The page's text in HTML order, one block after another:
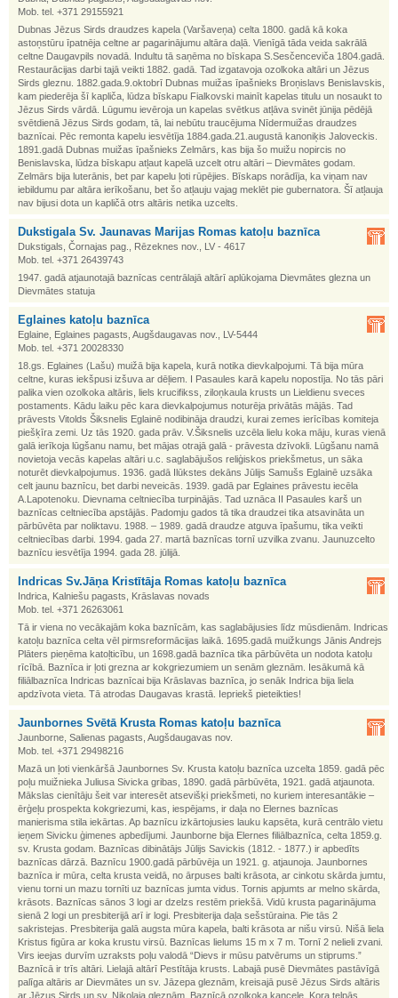
Mob. tel. +371 29155921
Dubnas Jēzus Sirds draudzes kapela (Varšaveņa) celta 1800. gadā kā koka
astoņstūru īpatnēja celtne ar pagarinājumu altāra daļā. Vienīgā tāda veida sakrālā
celtne Daugavpils novadā. Indultu tā saņēma no bīskapa S.Sesčenceviča 1804.gadā.
Restaurācijas darbi tajā veikti 1882. gadā. Tad izgatavoja ozolkoka altāri un Jēzus
Sirds gleznu. 1882.gada.9.oktobrī Dubnas muižas īpašnieks Broņislavs Benislavskis,
kam piederēja šī kapliča, lūdza bīskapu Fialkovski mainīt kapelas titulu un nosaukt to
Jēzus Sirds vārdā. Lūgumu ievēroja un kapelas svētkus atļāva svinēt jūnija pēdējā
svētdienā Jēzus Sirds godam, tā, lai nebūtu traucējuma Nīdermuižas draudzes
baznīcai. Pēc remonta kapelu iesvētīja 1884.gada.21.augustā kanoniķis Jaloveckis.
1891.gadā Dubnas muižas īpašnieks Zelmārs, kas bija šo muižu nopircis no
Benislavska, lūdza bīskapu atļaut kapelā uzcelt otru altāri – Dievmātes godam.
Zelmārs bija luterānis, bet par kapelu ļoti rūpējies. Bīskaps norādīja, ka viņam nav
iebildumu par altāra ierīkošanu, bet šo atļauju vajag meklēt pie gubernatora. Šī atļauja
nav bijusi dota un kapličā otrs altāris netika uzcelts.
Dukstigala Sv. Jaunavas Marijas Romas katoļu baznīca
Dukstigals, Čornajas pag., Rēzeknes nov., LV - 4617
Mob. tel. +371 26439743
1947. gadā atjaunotajā baznīcas centrālajā altārī aplūkojama Dievmātes glezna un
Dievmātes statuja
Eglaines katoļu baznīca
Eglaine, Eglaines pagasts, Augšdaugavas nov., LV-5444
Mob. tel. +371 20028330
18.gs. Eglaines (Lašu) muižā bija kapela, kurā notika dievkalpojumi. Tā bija mūra
celtne, kuras iekšpusi izšuva ar dēļiem. I Pasaules karā kapelu nopostīja. No tās pāri
palika vien ozolkoka altāris, liels krucifikss, ziloņkaula krusts un Lieldienu sveces
postaments. Kādu laiku pēc kara dievkalpojumus noturēja privātās mājās. Tad
prāvests Vitolds Šiksnelis Eglainē nodibināja draudzi, kurai zemes ierīcības komiteja
piešķīra zemi. Uz tās 1920. gada prāv. V.Šiksnelis uzcēla lielu koka māju, kuras vienā
galā ierīkoja lūgšanu namu, bet mājas otrajā galā - prāvesta dzīvokli. Lūgšanu namā
novietoja vecās kapelas altāri u.c. saglabājušos reliģiskos priekšmetus, un sāka
noturēt dievkalpojumus. 1936. gadā Ilūkstes dekāns Jūlijs Samušs Eglainē uzsāka
celt jaunu baznīcu, bet darbi neveicās. 1939. gadā par Eglaines prāvestu iecēla
A.Lapotenoku. Dievnama celtniecība turpinājās. Tad uznāca II Pasaules karš un
baznīcas celtniecība apstājās. Padomju gados tā tika draudzei tika atsavināta un
pārbūvēta par noliktavu. 1988. – 1989. gadā draudze atguva īpašumu, tika veikti
celtniecības darbi. 1994. gada 27. martā baznīcas tornī uzvilka zvanu. Jaunuzcelto
baznīcu iesvētīja 1994. gada 28. jūlijā.
Indricas Sv.Jāņa Kristītāja Romas katoļu baznīca
Indrica, Kalniešu pagasts, Krāslavas novads
Mob. tel. +371 26263061
Tā ir viena no vecākajām koka baznīcām, kas saglabājusies līdz mūsdienām. Indricas
katoļu baznīca celta vēl pirmsreformācijas laikā. 1695.gadā muižkungs Jānis Andrejs
Plāters pieņēma katoļticību, un 1698.gadā baznīca tika pārbūvēta un nodota katoļu
rīcībā. Baznīca ir ļoti grezna ar kokgriezumiem un senām gleznām. Iesākumā kā
filiālbaznīca Indricas baznīcai bija Krāslavas baznīca, jo senāk Indrica bija liela
apdzīvota vieta. Tā atrodas Daugavas krastā. Iepriekš pieteikties!
Jaunbornes Svētā Krusta Romas katoļu baznīca
Jaunborne, Salienas pagasts, Augšdaugavas nov.
Mob. tel. +371 29498216
Mazā un ļoti vienkāršā Jaunbornes Sv. Krusta katoļu baznīca uzcelta 1859. gadā pēc
poļu muižnieka Juliusa Sivicka gribas, 1890. gadā pārbūvēta, 1921. gadā atjaunota.
Mākslas cienītāju šeit var interesēt atsevišķi priekšmeti, no kuriem interesantākie –
ērģeļu prospekta kokgriezumi, kas, iespējams, ir daļa no Elernes baznīcas
manierisma stila iekārtas. Ap baznīcu izkārtojusies lauku kapsēta, kurā centrālo vietu
ieņem Sivicku ģimenes apbedījumi. Jaunborne bija Elernes filiālbaznīca, celta 1859.g.
sv. Krusta godam. Baznīcas dibinātājs Jūlijs Savickis (1812. - 1877.) ir apbedīts
baznīcas dārzā. Baznīcu 1900.gadā pārbūvēja un 1921. g. atjaunoja. Jaunbornes
baznīca ir mūra, celta krusta veidā, no ārpuses balti krāsota, ar cinkotu skārda jumtu,
vienu torni un mazu tornīti uz baznīcas jumta vidus. Tornis apjumts ar melno skārda,
krāsots. Baznīcas sānos 3 logi ar dzelzs restēm priekšā. Vidū krusta pagarinājuma
sienā 2 logi un presbiterijā arī ir logi. Presbiterija daļa sešstūraina. Pie tās 2
sakristejas. Presbiterija galā augsta mūra kapela, balti krāsota ar nišu virsū. Nišā liela
Kristus figūra ar koka krustu virsū. Baznīcas lielums 15 m x 7 m. Tornī 2 nelieli zvani.
Virs ieejas durvīm uzraksts poļu valodā “Dievs ir mūsu patvērums un stiprums.”
Baznīcā ir trīs altāri. Lielajā altārī Pestītāja krusts. Labajā pusē Dievmātes pastāvīgā
palīga altāris ar Dievmātes un sv. Jāzepa gleznām, kreisajā pusē Jēzus Sirds altāris
ar Jēzus Sirds un sv. Nikolaja gleznām. Baznīcā ozolkoka kancele. Kora telpās